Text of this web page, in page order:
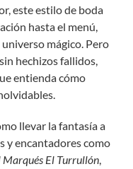
este estilo de boda
hasta el menú,
mágico. Pero
hechizos fallidos,
entienda cómo
llevar la fantasía a
y encantadores como
Marqués El Turrullón,